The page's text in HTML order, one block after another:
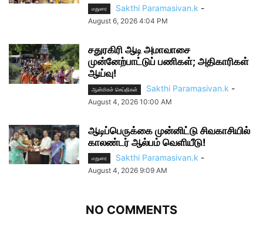
மதுரை Sakthi Paramasivan.k -
August 6, 2026 4:04 PM
சதுரகிரி ஆடி அமாவாசை
முன்னேற்பாட்டுப் பணிகள்; அதிகாரிகள்
ஆய்வு!
ஆன்மிகச் செய்திகள் Sakthi Paramasivan.k -
August 4, 2026 10:00 AM
ஆடிப்பெருக்கை முன்னிட்டு சிவகாசியில்
காலண்டர் ஆல்பம் வெளியீடு!
மதுரை Sakthi Paramasivan.k -
August 4, 2026 9:09 AM
NO COMMENTS